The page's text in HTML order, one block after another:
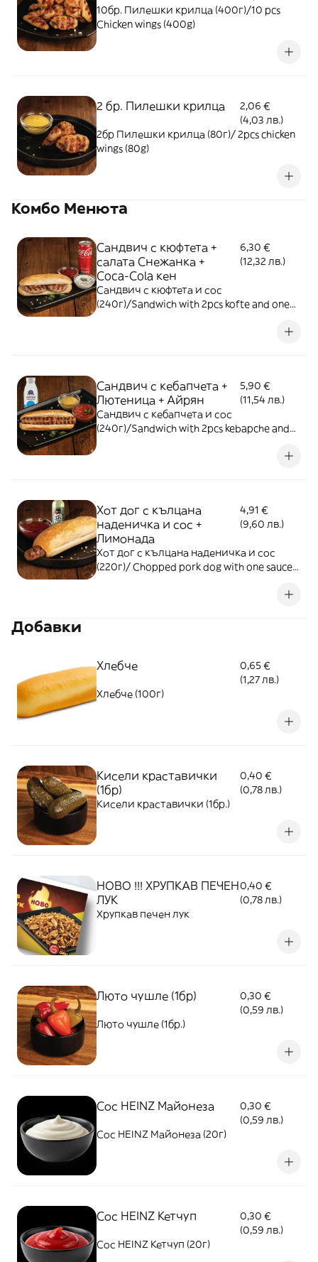
10бр. Пилешки крилца (400г)/10 pcs
Chicken wings (400g)
2 бр. Пилешки крилца
2,06 €
(4,03 лв.)
2бр Пилешки крилца (80г)/ 2pcs chicken
wings (80g)
Комбо Менюта
Сандвич с кюфтета +
салата Снежанка +
Coca-Cola кен
6,30 €
(12,32 лв.)
Сандвич с кюфтета и сос
(240г)/Sandwich with 2pcs kofte and one
Сандвич с кебапчета +
Лютеница + Айрян
5,90 €
(11,54 лв.)
Сандвич с кебапчета и сос
(240г)/Sandwich with 2pcs kebapche and
Хот дог с кълцана
наденичка и сос +
Лимонада
4,91 €
(9,60 лв.)
Хот дог с кълцана наденичка и сос
(220г)/ Chopped pork dog with one sauce
Добавки
Хлебче
0,65 €
(1,27 лв.)
Хлебче (100г)
Кисели краставички
(1бр)
0,40 €
(0,78 лв.)
Кисели краставички (1бр.)
НОВО !!! ХРУПКАВ ПЕЧЕН
ЛУК
0,40 €
(0,78 лв.)
Хрупкав печен лук
Люто чушле (1бр)
0,30 €
(0,59 лв.)
Люто чушле (1бр.)
Сос HEINZ Майонеза
0,30 €
(0,59 лв.)
Сос HEINZ Майонеза (20г)
Сос HEINZ Кетчуп
0,30 €
(0,59 лв.)
Сос HEINZ Кетчуп (20г)